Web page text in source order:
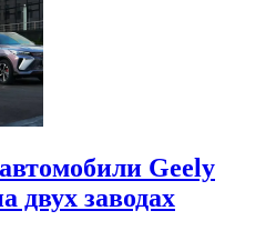
Geely
двух заводах